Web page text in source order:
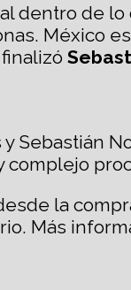
dentro de
México
Sebastián
la
Más